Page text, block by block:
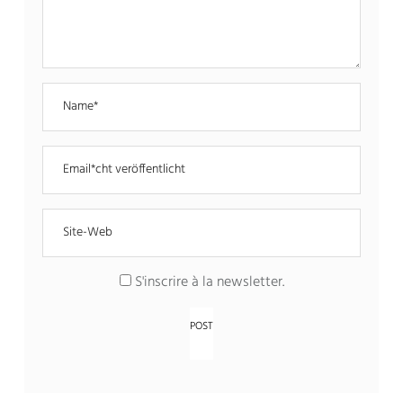
S'inscrire à la newsletter.